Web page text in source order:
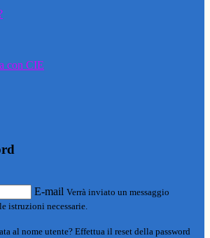
con CIE
E-mail Verrà inviato un messaggio
istruzioni necessarie.
al nome utente? Effettua il reset della password